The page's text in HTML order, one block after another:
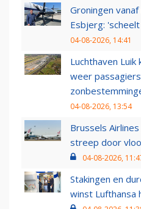
Groningen
Esbjerg:
04-08-2026, 14:41
Luchthaven
weer
04-08-2026, 13:54
Brussels
streep door
04-08-2026,
Stakingen en
winst Lufthansa